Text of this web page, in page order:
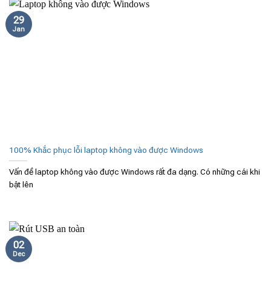
100% Khắc phục lỗi laptop không vào được Windows
Vấn đề laptop không vào được Windows rất đa dạng. Có những cái khi
bật lên
29
Jan
02
Dec